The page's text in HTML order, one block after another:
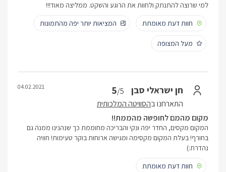
למי שרוצה להתנתק ולחוות את הרוגע והשקט. ממליצה מאוד!!!
חוות דעת מאומתת
המציאות יותר יפה מהתמונות
מעל המצופה
חן ישראלי סבן 5/5
התארחנו בהסוויטה המלכותית
04.02.2021
מקום מהמם לחופשה מהממת!!
המקום מקסים, החדר יפה ונקי והבריכה מחוממת כך שנהנינו ממנה גם
בחורף! בעלת המקום מקסימה ומגישה ארוחות בוקר טעימות! חוויה
נהדרת:)
חוות דעת מאומתת